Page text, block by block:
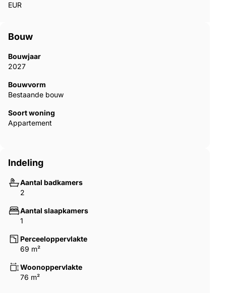
EUR
Bouw
Bouwjaar
2027
Bouwvorm
Bestaande bouw
Soort woning
Appartement
Indeling
Aantal badkamers
2
Aantal slaapkamers
1
Perceeloppervlakte
69 m²
Woonoppervlakte
76 m²